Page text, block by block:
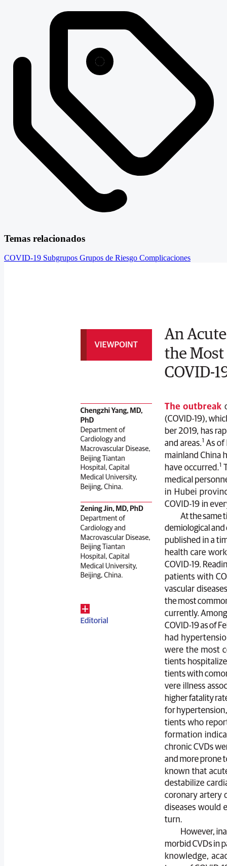
Temas relacionados
COVID-19 Subgrupos Grupos de Riesgo Complicaciones